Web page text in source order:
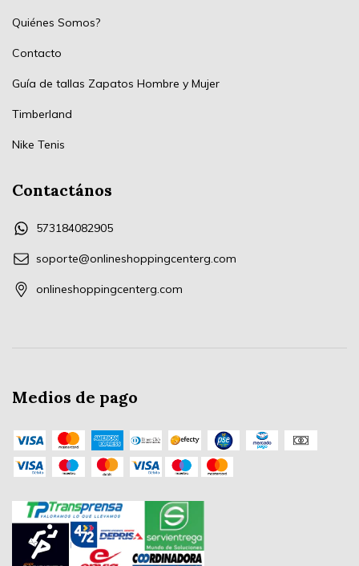
Quiénes Somos?
Contacto
Guía de tallas Zapatos Hombre y Mujer
Timberland
Nike Tenis
Contactános
573184082905
soporte@onlineshoppingcenterg.com
onlineshoppingcenterg.com
Medios de pago